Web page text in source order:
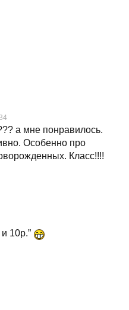
а мне понравилось.
Особенно про
Класс!!!!
10р.”